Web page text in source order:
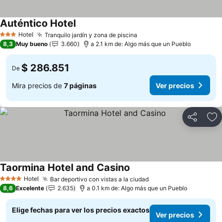
3 Estrellas
Hotel Tranquilo jardín y zona de piscina
Auténtico Hotel
8,3 Muy bueno 3.660 a 2.1 km de: Algo más que un Pueblo
De $ 286.851
Mira precios de 7 páginas Ver precios
Compartir
4 EstrellasHotel Bar deportivo con vistas a la ciudad
Taormina Hotel and Casino
8,6 Excelente 2.635 a 0.1 km de: Algo más que un Pueblo
Elige fechas para ver los precios exactos
Ver precios